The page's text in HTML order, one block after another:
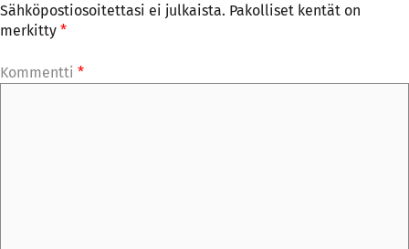
Sähköpostiosoitettasi ei julkaista. Pakolliset kentät on
merkitty *
Kommentti *